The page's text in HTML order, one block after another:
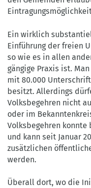
Ein wirklich
Einführung der freien
so wie es in allen
gängige Praxis ist.
mit 80.000
besitzt. Allerdings
Volksbegehren nicht
oder im
Volksbegehren konnte
und kann seit Januar
zusätzlichen
werden.
Überall dort, wo die